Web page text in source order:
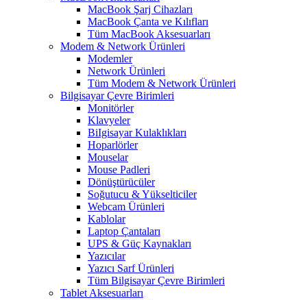
MacBook Şarj Cihazları
MacBook Çanta ve Kılıfları
Tüm MacBook Aksesuarları
Modem & Network Ürünleri
Modemler
Network Ürünleri
Tüm Modem & Network Ürünleri
Bilgisayar Çevre Birimleri
Monitörler
Klavyeler
BiIgisayar Kulaklıkları
Hoparlörler
Mouselar
Mouse Padleri
Dönüştürücüler
Soğutucu & Yükselticiler
Webcam Ürünleri
Kablolar
Laptop Çantaları
UPS & Güç Kaynakları
Yazıcılar
Yazıcı Sarf Ürünleri
Tüm Bilgisayar Çevre Birimleri
Tablet Aksesuarları